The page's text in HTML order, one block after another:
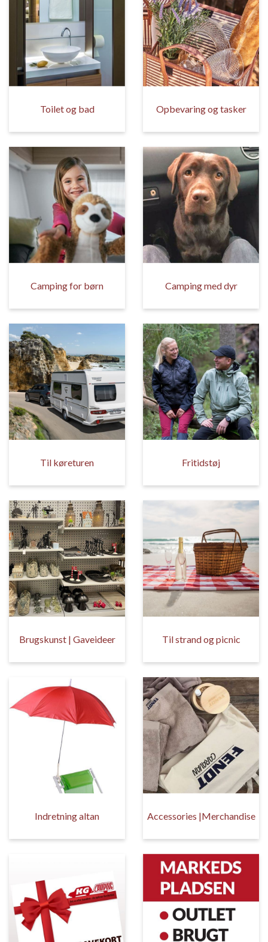
Toilet og bad Opbevaring og tasker
Camping for børn Camping med dyr
Til køreturen Fritidstøj
Brugskunst | Gaveideer Til strand og picnic
Indretning altan Accessories |Merchandise